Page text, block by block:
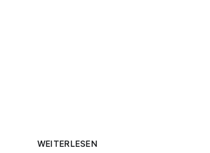
WEITERLESEN